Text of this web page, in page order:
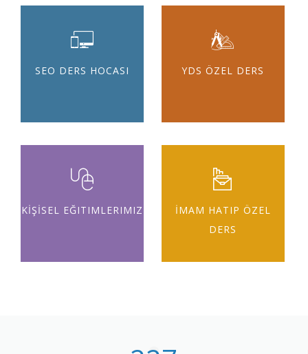
SEO DERS HOCASI YDS ÖZEL DERS
KİŞİSEL EĞITIMLERIMIZ
İMAM HATIP ÖZEL
DERS